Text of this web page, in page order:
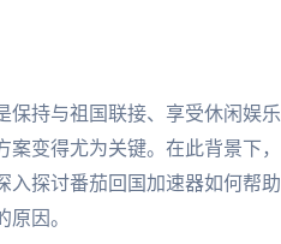
保持与祖国联接、享受休闲娱乐
变得尤为关键。在此背景下，
入探讨番茄回国加速器如何帮助
因。